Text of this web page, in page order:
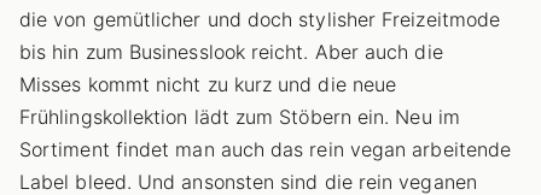
die von gemütlicher und doch stylisher Freizeitmode
bis hin zum Businesslook reicht. Aber auch die
Misses kommt nicht zu kurz und die neue
Frühlingskollektion lädt zum Stöbern ein. Neu im
Sortiment findet man auch das rein vegan arbeitende
Label bleed. Und ansonsten sind die rein veganen